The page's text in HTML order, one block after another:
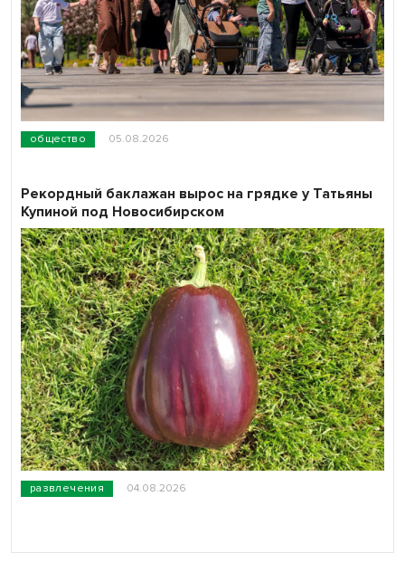
общество 05.08.2026
развлечения 04.08.2026
Рекордный баклажан вырос на грядке у Татьяны
Купиной под Новосибирском